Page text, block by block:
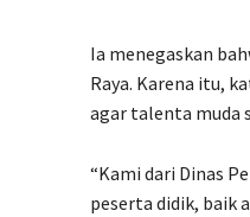
Ia menegaskan
Raya. Karena itu,
agar talenta muda
“Kami dari Dinas
peserta didik, baik